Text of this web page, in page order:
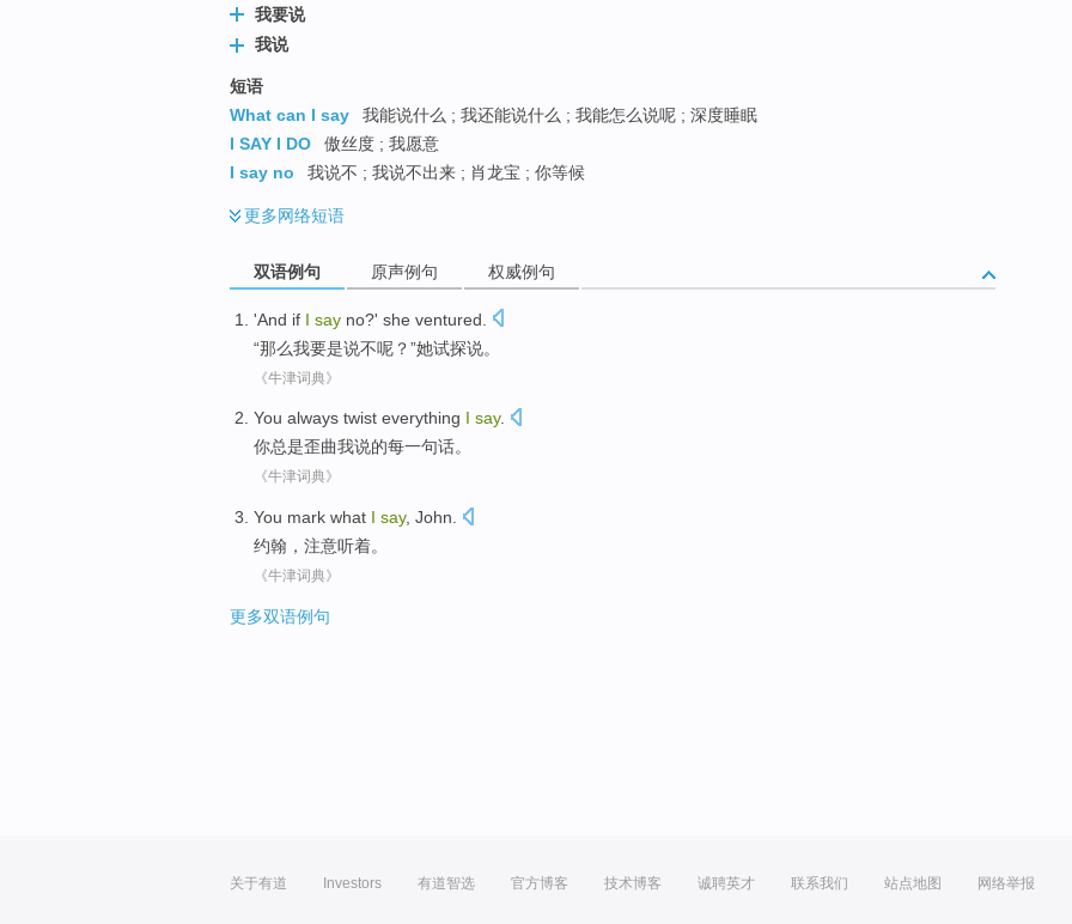
我要说
我说
短语
What can I say
我能说什么 ; 我还能说什么 ; 我能怎么说呢 ; 深度睡眠
I SAY I DO
傲丝度 ; 我愿意
I say no
我说不 ; 我说不出来 ; 肖龙宝 ; 你等候
更多网络短语
双语例句 原声例句 权威例句
'And if I say no?' she ventured
“那么我要是说不呢？”她试探说。
《牛津词典》
You always twist everything I say.
你总是歪曲我说的每一句话。
《牛津词典》
You mark what I say, John
约翰 ， 注意听着。
《牛津词典》
更多双语例句
关于有道 Investors 有道智选 官方博客 技术博客 诚聘英才 联系我们 站点地图 网络举报